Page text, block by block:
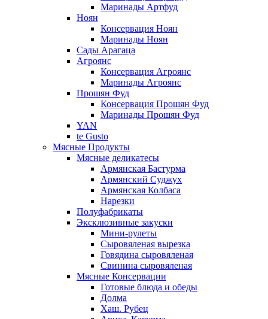
Маринады Артфуд
Ноян
Консервация Ноян
Маринады Ноян
Сады Арагаца
Агроянс
Консервация Агроянс
Маринады Агроянс
Прошян Фуд
Консервация Прошян Фуд
Маринады Прошян Фуд
YAN
te Gusto
Мясные Продукты
Мясные деликатесы
Армянская Бастурма
Армянский Суджух
Армянская Колбаса
Нарезки
Полуфабрикаты
Эксклюзивные закуски
Мини-рулеты
Сыровяленая вырезка
Говядина сыровяленая
Свинина сыровяленая
Мясные Консервации
Готовые блюда и обеды
Долма
Хаш. Рубец